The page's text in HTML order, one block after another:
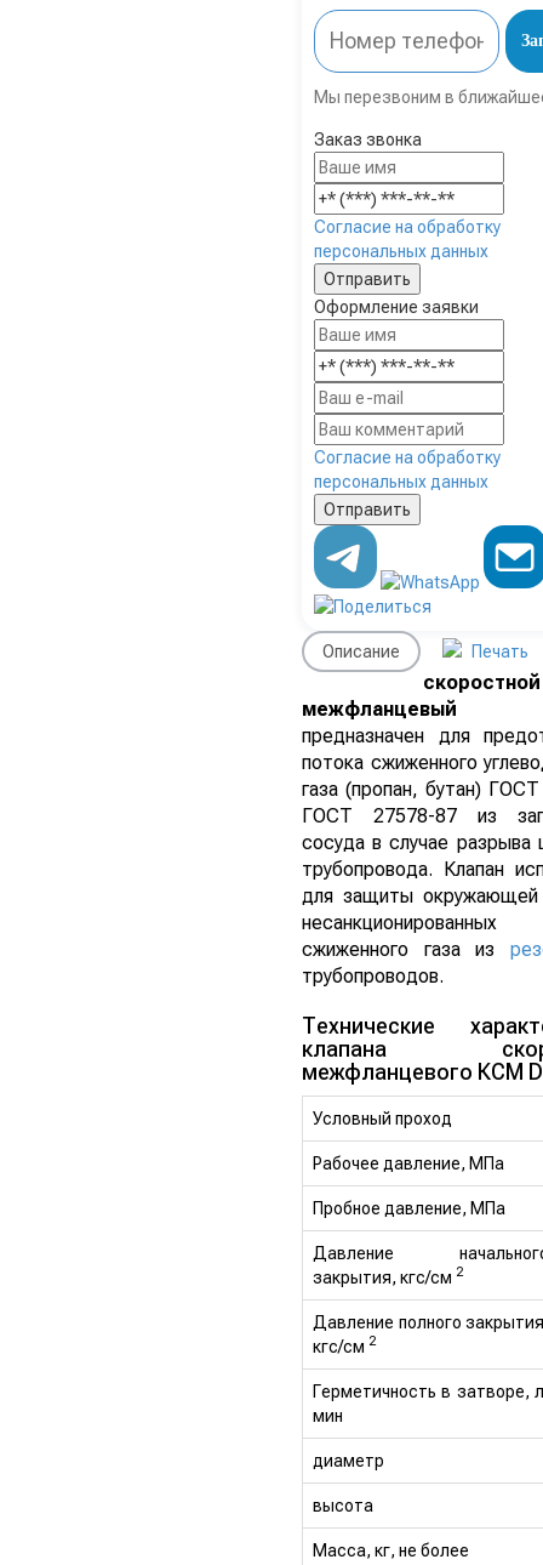
Мы перезвоним в
Заказ звонка
Согласие на обработку
персональных данных
Оформление заявки
Согласие на обработку
персональных данных
Описание Печать
скоростной
межфланцевый
предназначен для
потока сжиженного
газа (пропан, бутан)
ГОСТ 27578-87 из
сосуда в случае разрыва
трубопровода. Клапан
для защиты
сжиженного газа из
трубопроводов.
Технические
клапана
межфланцевого КСМ
Условный проход
Рабочее давление, МПа
Пробное давление, МПа
Давление
закрытия, кгс/см 2
Давление полного
кгс/см 2
Герметичность в затворе,
мин
диаметр
высота
Масса, кг, не более